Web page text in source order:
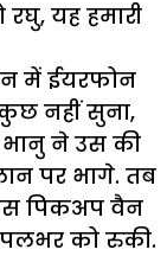
रघु, यह हमारी
में ईयरफोन
नहीं सुना,
भानु ने उस की
पर भागे. तब
पिकअप वैन
पलभर को रुकी.